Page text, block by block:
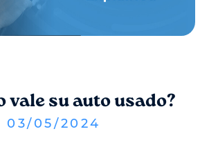
vale su auto usado?
03/ 05 / 2024